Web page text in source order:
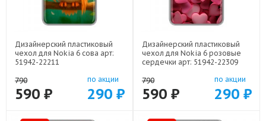
Дизайнерский пластиковый
чехол для Nokia 6 сова арт:
51942-22211
790
590 ₽
по акции
290 ₽
Дизайнерский пластиковый
чехол для Nokia 6 розовые
сердечки арт: 51942-22309
790
590 ₽
по акции
290 ₽